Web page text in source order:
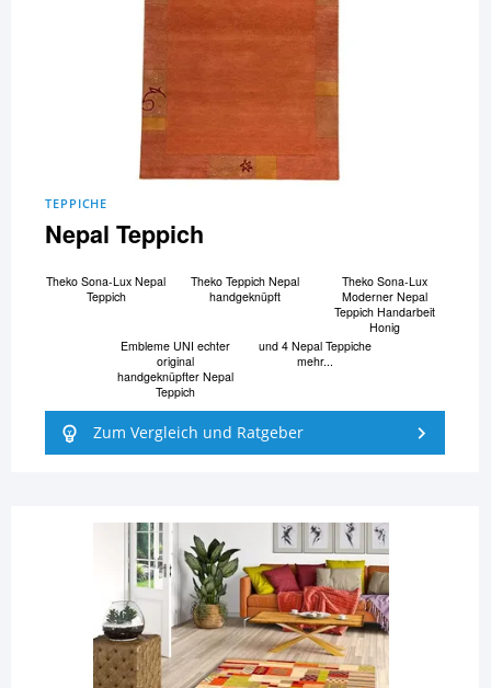
TEPPICHE
Nepal Teppich
Theko Sona-Lux Nepal
Teppich
Theko Teppich Nepal
handgeknüpft
Theko Sona-Lux
Moderner Nepal
Teppich Handarbeit
Honig
Embleme UNI echter
original
handgeknüpfter Nepal
Teppich
und 4 Nepal Teppiche
mehr...
Zum Vergleich und Ratgeber